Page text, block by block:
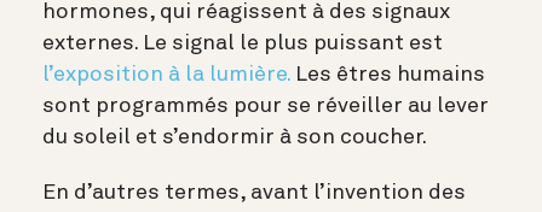
hormones, qui réagissent à des signaux
externes. Le signal le plus puissant est
l’exposition à la lumière. Les êtres humains
sont programmés pour se réveiller au lever
du soleil et s’endormir à son coucher.
En d’autres termes, avant l’invention des